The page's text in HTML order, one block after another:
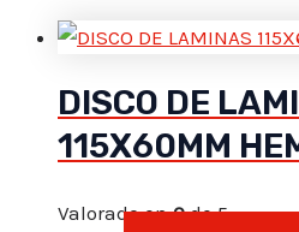
DISCO DE
115X60MM
Valorado en0de 5